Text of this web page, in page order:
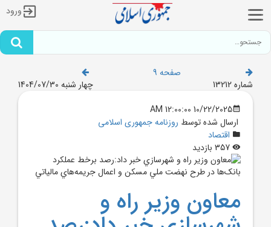
ورود
صفحه 9
شماره 13212
چهار شنبه 1404/07/30
10/22/2025 12:00:00 AM
ارسال شده توسط روزنامه جمهوری اسلامی
اقتصاد
معاون وزير راه و